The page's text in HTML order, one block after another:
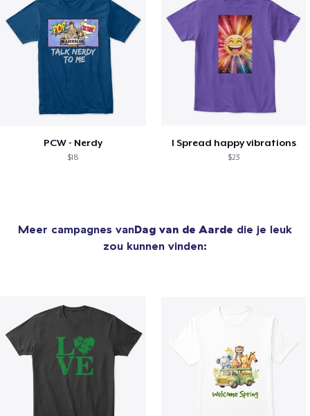
PCW - Nerdy
$18
I Spread happy vibrations
$23
Meer campagnes vanDag van de Aarde die je leuk
zou kunnen vinden: